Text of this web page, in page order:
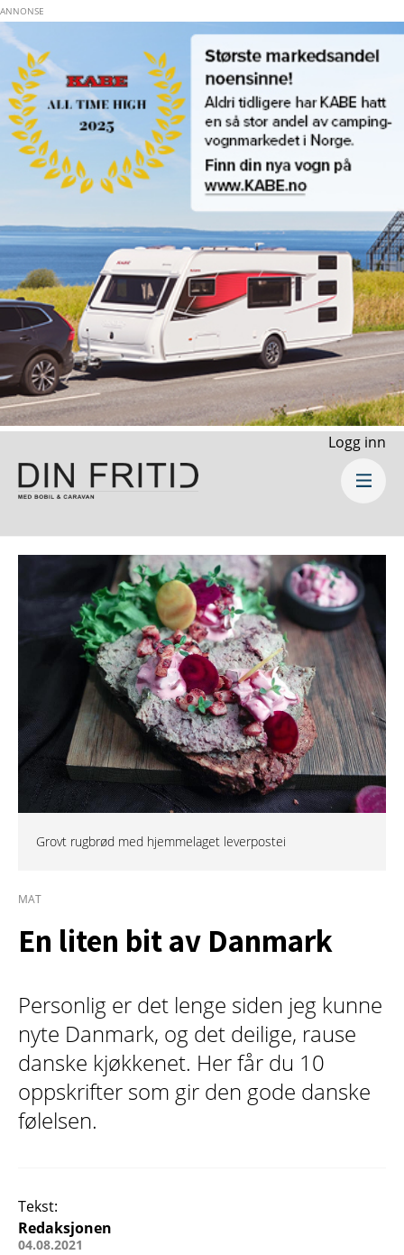
Logg inn
Grovt rugbrød med hjemmelaget leverpostei
MAT
En liten bit av Danmark
Personlig er det lenge siden jeg kunne
nyte Danmark, og det deilige, rause
danske kjøkkenet. Her får du 10
oppskrifter som gir den gode danske
følelsen.
Tekst:
Redaksjonen
04.08.2021